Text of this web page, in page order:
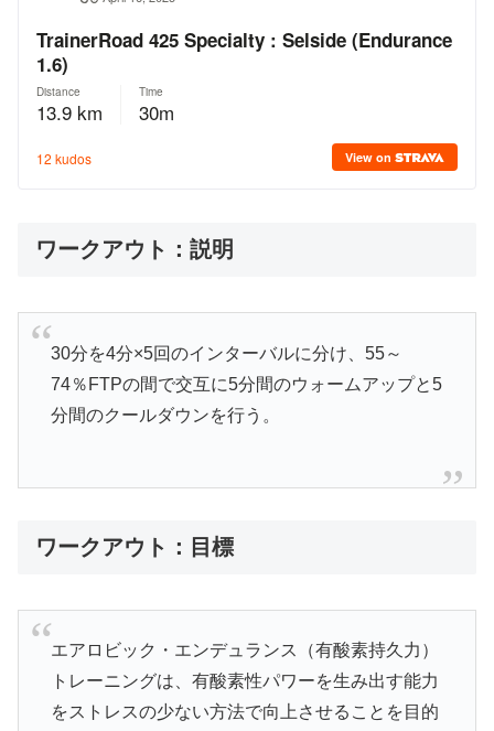
ワークアウト：説明
30分を4分×5回のインターバルに分け、55～
74％FTPの間で交互に5分間のウォームアップと5
分間のクールダウンを行う。
ワークアウト：目標
エアロビック・エンデュランス（有酸素持久力）
トレーニングは、有酸素性パワーを生み出す能力
をストレスの少ない方法で向上させることを目的